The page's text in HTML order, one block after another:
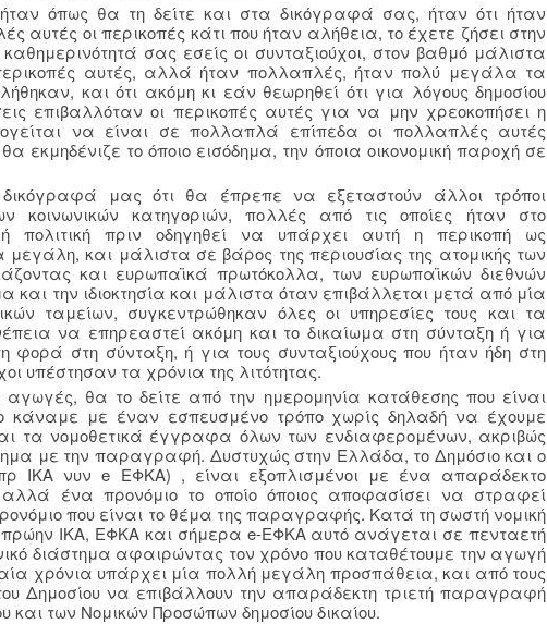
όπως θα τη δείτε και στα δικόγραφά σας, ήταν ότι ήταν
οι περικοπές κάτι που ήταν αλήθεια, το έχετε ζήσει στην
σας εσείς οι συνταξιούχοι, στον βαθμό μάλιστα
αυτές, αλλά ήταν πολλαπλές, ήταν πολύ μεγάλα τα
και ότι ακόμη κι εάν θεωρηθεί ότι για λόγους δημοσίου
επιβαλλόταν οι περικοπές αυτές για να μην χρεοκοπήσει η
να είναι σε πολλαπλά επίπεδα οι πολλαπλές αυτές
εκμηδένιζε το όποιο εισόδημα, την όποια οικονομική παροχή σε
μας ότι θα έπρεπε να εξεταστούν άλλοι τρόποι
κοινωνικών κατηγοριών, πολλές από τις οποίες ήταν στο
πολιτική πριν οδηγηθεί να υπάρχει αυτή η περικοπή ως
και μάλιστα σε βάρος της περιουσίας της ατομικής των
και ευρωπαϊκά πρωτόκολλα, των ευρωπαϊκών διεθνών
την ιδιοκτησία και μάλιστα όταν επιβάλλεται μετά από μία
ταμείων, συγκεντρώθηκαν όλες οι υπηρεσίες τους και τα
να επηρεαστεί ακόμη και το δικαίωμα στη σύνταξη ή για
στη σύνταξη, ή για τους συνταξιούχους που ήταν ήδη στη
υπέστησαν τα χρόνια της λιτότητας.
θα το δείτε από την ημερομηνία κατάθεσης που είναι
κάναμε με έναν εσπευσμένο τρόπο χωρίς δηλαδή να έχουμε
τα νομοθετικά έγγραφα όλων των ενδιαφερομένων, ακριβώς
με την παραγραφή. Δυστυχώς στην Ελλάδα, το Δημόσιο και ο
ΙΚΑ νυν e ΕΦΚΑ) , είναι εξοπλισμένοι με ένα απαράδεκτο
ένα προνόμιο το οποίο όποιος αποφασίσει να στραφεί
που είναι το θέμα της παραγραφής. Κατά τη σωστή νομική
ΙΚΑ, ΕΦΚΑ και σήμερα e-ΕΦΚΑ αυτό ανάγεται σε πενταετή
διάστημα αφαιρώντας τον χρόνο που καταθέτουμε την αγωγή
χρόνια υπάρχει μία πολλή μεγάλη προσπάθεια, και από τους
Δημοσίου να επιβάλλουν την απαράδεκτη τριετή παραγραφή
και των Νομικών Προσώπων δημοσίου δικαίου.